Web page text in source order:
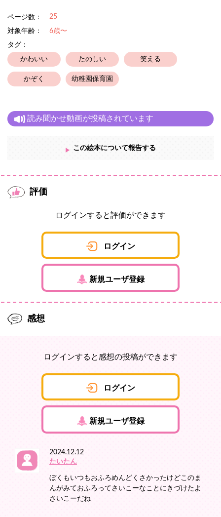
ページ数： 25
対象年齢：
6歳〜
タグ：
かわいい たのしい 笑える
かぞく 幼稚園保育園
読み聞かせ動画が投稿されています
この絵本について報告する
評価
ログインすると評価ができます
ログイン
新規ユーザ登録
感想
ログインすると感想の投稿ができます
ログイン
新規ユーザ登録
2024.12.12
たいたん
ぼくもいつもおふろめんどくさかったけどこのま
んがみておふろってさいこーなことにきづけたよ
さいこーだね